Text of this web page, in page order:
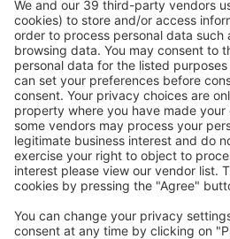
Tyvärr, inga resultat för
Försök att söka med andra kriterier
Copyright © eSky.se. Alla rättigheter